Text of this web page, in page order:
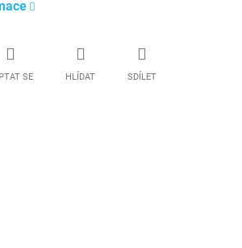
SE HLÍDAT SDÍLET